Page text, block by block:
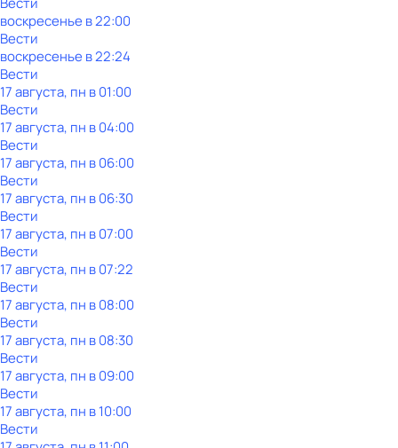
воскресенье в22:00
Вести
воскресенье в22:24
Вести
17 августа, пн в 01:00
Вести
17 августа, пн в 04:00
Вести
17 августа, пн в 06:00
Вести
17 августа, пн в 06:30
Вести
17 августа, пн в 07:00
Вести
17 августа, пн в 07:22
Вести
17 августа, пн в 08:00
Вести
17 августа, пн в 08:30
Вести
17 августа, пн в 09:00
Вести
17 августа, пн в 10:00
Вести